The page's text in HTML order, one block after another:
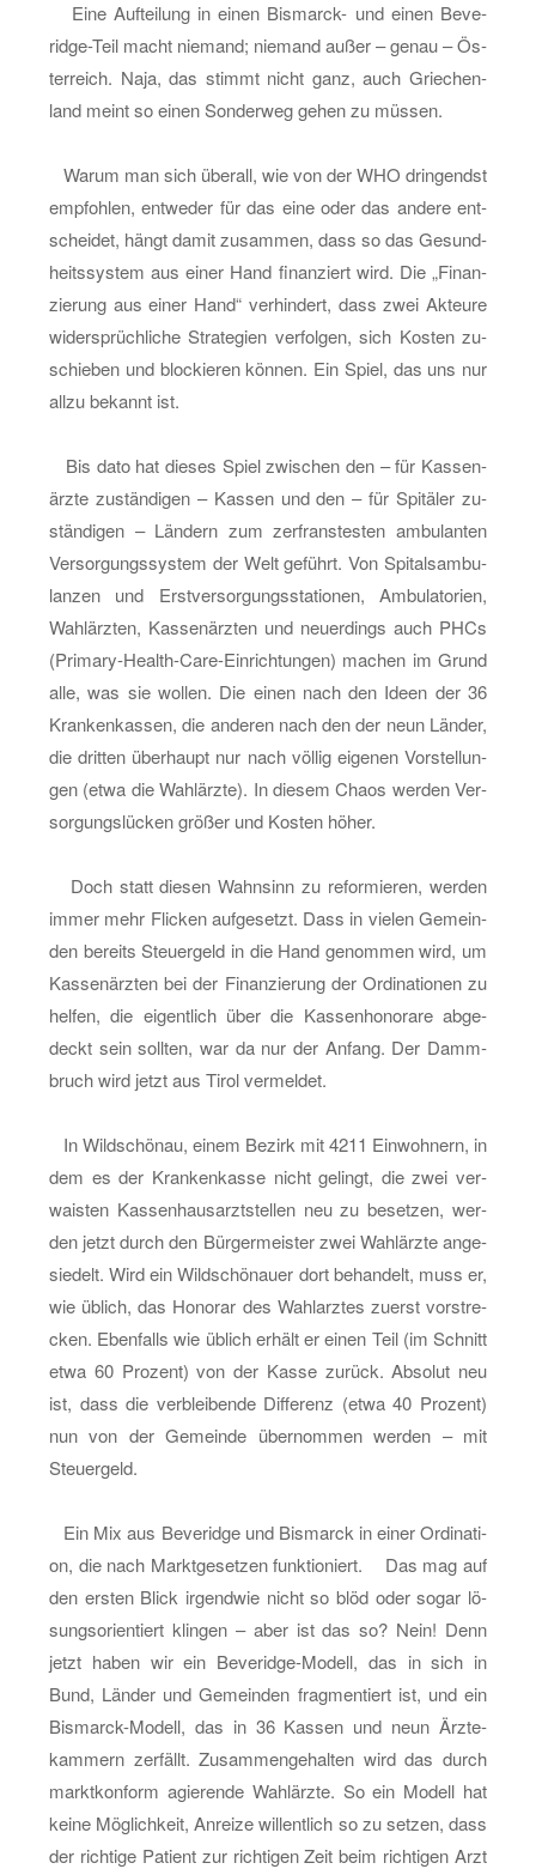
Wahl­
arzt-
Or­
di­
tio­
nen
Eine Auf­tei­lung in einen Bis­marck- und einen Be­ve­
ridge-Teil macht nie­mand; nie­mand außer – genau – Ös­
ter­reich. Naja, das stimmt nicht ganz, auch Grie­chen­
land meint so einen Son­der­weg gehen zu müs­sen.
Warum man sich über­all, wie von der WHO drin­gendst
emp­foh­len, ent­we­der für das eine oder das an­de­re ent­
schei­det, hängt damit zu­sam­men, dass so das Ge­sund­
heits­sys­tem aus einer Hand fi­nan­ziert wird. Die „Fi­nan­
zie­rung aus einer Hand“ ver­hin­dert, dass zwei Ak­teu­re
wi­der­sprüch­li­che Stra­te­gi­en ver­fol­gen, sich Kos­ten zu­
schie­ben und blo­ckie­ren kön­nen. Ein Spiel, das uns nur
allzu be­kannt ist.
Bis dato hat die­ses Spiel zwi­schen den – für Kas­sen­
ärz­te zu­stän­di­gen – Kas­sen und den – für Spi­tä­ler zu­
stän­di­gen – Län­dern zum zer­frans­tes­ten am­bu­lan­ten
Ver­sor­gungs­sys­tem der Welt ge­führt. Von Spi­tals­am­bu­
lan­zen und Erst­ver­sor­gungs­sta­tio­nen, Am­bu­la­to­ri­en,
Wahl­ärz­ten, Kas­sen­ärz­ten und neu­er­dings auch PHCs
(Pri­ma­ry-Health-Ca­re-Ein­rich­tun­gen) ma­chen im Grund
alle, was sie wol­len. Die einen nach den Ideen der 36
Kran­ken­kas­sen, die an­de­ren nach den der neun Län­der,
die drit­ten über­haupt nur nach völ­lig ei­ge­nen Vor­stel­lun­
gen (etwa die Wahl­ärz­te). In die­sem Chaos wer­den Ver­
sor­gungs­lü­cken grö­ßer und Kos­ten höher.
Doch statt die­sen Wahn­sinn zu re­for­mie­ren, wer­den
immer mehr Fli­cken auf­ge­setzt. Dass in vie­len Ge­mein­
den be­reits Steu­er­geld in die Hand ge­nom­men wird, um
Kas­sen­ärz­ten bei der Fi­nan­zie­rung der Or­di­na­tio­nen zu
hel­fen, die ei­gent­lich über die Kas­sen­ho­no­ra­re ab­ge­
deckt sein soll­ten, war da nur der An­fang. Der Damm­
bruch wird jetzt aus Tirol ver­mel­det.
In Wild­schö­nau, einem Be­zirk mit 4211 Ein­woh­nern, in
dem es der Kran­ken­kas­se nicht ge­lingt, die zwei ver­
wais­ten Kas­sen­haus­arzt­stel­len neu zu be­set­zen, wer­
den jetzt durch den Bür­ger­meis­ter zwei Wahl­ärz­te an­ge­
sie­delt. Wird ein Wild­schö­nau­er dort be­han­delt, muss er,
wie üb­lich, das Ho­no­rar des Wahl­arz­tes zu­erst vor­stre­
cken. Eben­falls wie üb­lich er­hält er einen Teil (im Schnitt
etwa 60 Pro­zent) von der Kasse zu­rück. Ab­so­lut neu
ist, dass die ver­blei­ben­de Dif­fe­renz (etwa 40 Pro­zent)
nun von der Ge­mein­de über­nom­men wer­den – mit
Steu­er­geld.
Ein Mix aus Be­ve­ridge und Bis­marck in einer Or­di­na­ti­
on, die nach Markt­ge­set­zen funk­tio­niert. Das mag auf
den ers­ten Blick ir­gend­wie nicht so blöd oder sogar lö­
sungs­ori­en­tiert klin­gen – aber ist das so? Nein! Denn
jetzt haben wir ein Be­ve­ridge-Mo­dell, das in sich in
Bund, Län­der und Ge­mein­den frag­men­tiert ist, und ein
Bis­marck-Mo­dell, das in 36 Kas­sen und neun Ärz­te­
kam­mern zer­fällt. Zu­sam­men­ge­hal­ten wird das durch
markt­kon­form agie­ren­de Wahl­ärz­te. So ein Mo­dell hat
keine Mög­lich­keit, An­rei­ze wil­lent­lich so zu set­zen, dass
der rich­ti­ge Pa­ti­ent zur rich­ti­gen Zeit beim rich­ti­gen Arzt